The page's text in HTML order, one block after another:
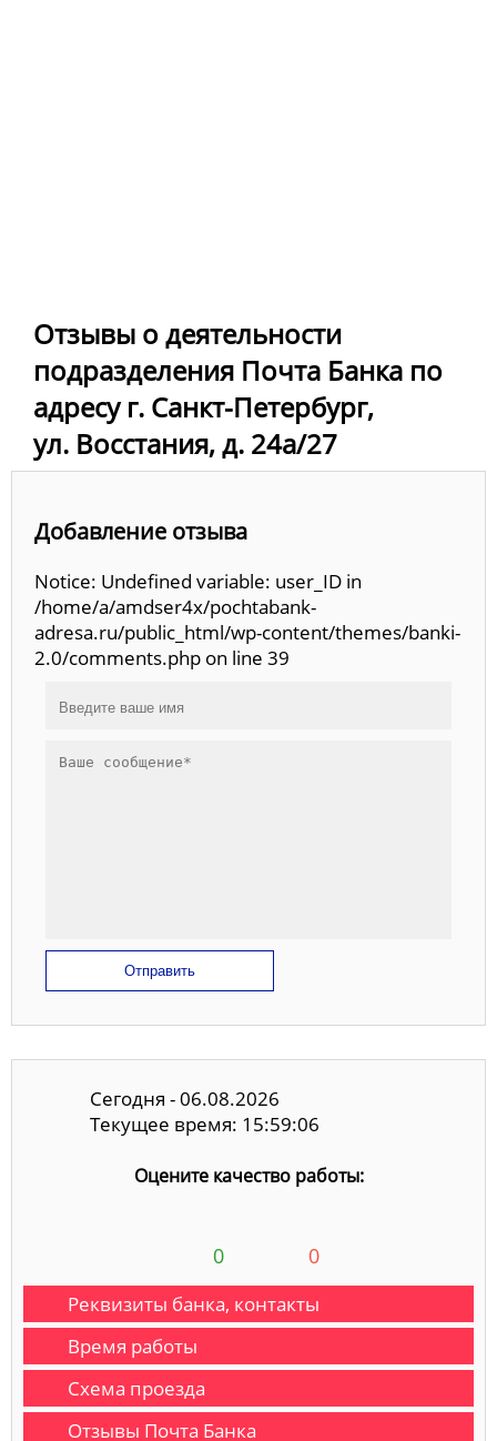
Отзывы о деятельности
подразделения Почта Банка по
адресу г. Санкт-Петербург,
ул. Восстания, д. 24а/27
Добавление отзыва
Notice: Undefined variable: user_ID in
/home/a/amdser4x/pochtabank-
adresa.ru/public_html/wp-content/themes/banki-
2.0/comments.php on line 39
Отправить
Сегодня - 06.08.2026
Текущее время: 15:59:07
Оцените качество работы:
0 0
Реквизиты банка, контакты
Время работы
Схема проезда
Отзывы Почта Банка